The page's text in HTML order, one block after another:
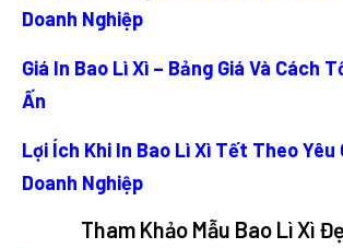
Doanh Nghiệp
Giá In Bao Lì Xì – Bảng Giá Và Cách
Ấn
Lợi Ích Khi In Bao Lì Xì Tết Theo Yêu
Doanh Nghiệp
Tham Khảo Mẫu Bao Lì Xì